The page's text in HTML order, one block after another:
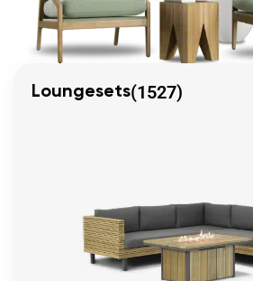
Loungesets(1527)